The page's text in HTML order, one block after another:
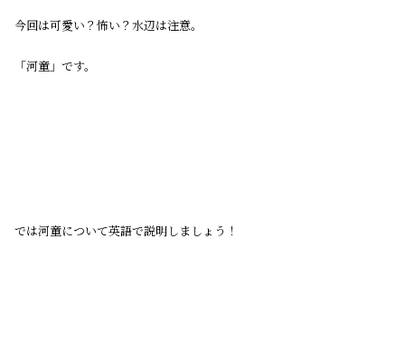
今回は可愛い？怖い？水辺は注意。
「河童」です。
では河童について英語で説明しましょう！